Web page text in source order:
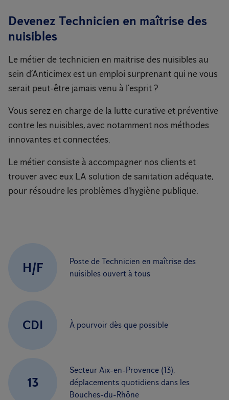
Devenez Technicien en maîtrise des
nuisibles
Le métier de technicien en maitrise des nuisibles au
sein d’Anticimex est un emploi surprenant qui ne vous
serait peut-être jamais venu à l’esprit ?
Vous serez en charge de la lutte curative et préventive
contre les nuisibles, avec notamment nos méthodes
innovantes et connectées.
Le métier consiste à accompagner nos clients et
trouver avec eux LA solution de sanitation adéquate,
pour résoudre les problèmes d'hygiène publique.
H/F
Poste de Technicien en maîtrise des
nuisibles ouvert à tous
CDI À pourvoir dès que possible
13
Secteur Aix-en-Provence (13),
déplacements quotidiens dans les
Bouches-du-Rhône